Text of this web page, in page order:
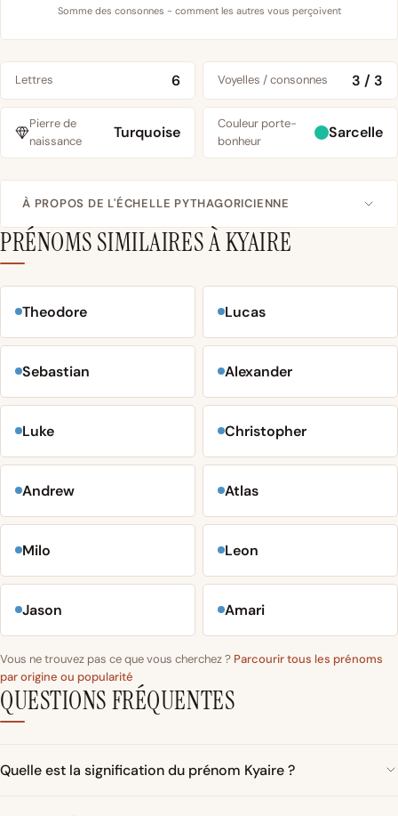
Somme des consonnes - comment les autres vous perçoivent
Lettres 6 Voyelles / consonnes 3 / 3
Pierre de
naissance
Turquoise
Couleur porte-
bonheur
Sarcelle
À PROPOS DE L'ÉCHELLE PYTHAGORICIENNE
PRÉNOMS SIMILAIRES À KYAIRE
Theodore Lucas
Sebastian Alexander
Luke Christopher
Andrew Atlas
Milo Leon
Jason Amari
Vous ne trouvez pas ce que vous cherchez ? Parcourir tous les prénoms
par origine ou popularité
QUESTIONS FRÉQUENTES
Quelle est la signification du prénom Kyaire ?